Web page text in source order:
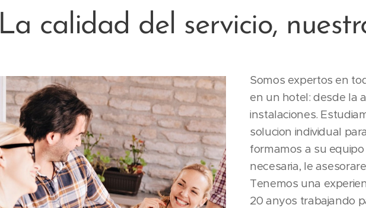
La calidad del servicio,
Somos expertos en
en un hotel: desde la
instalaciones.
solucion individual
formamos a su
necesaria, le
Tenemos una
20 anyos trabajando